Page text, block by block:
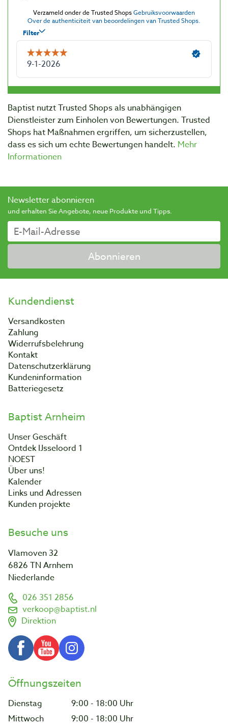
Baptist nutzt Trusted Shops als unabhängigen
Dienstleister zum Einholen von Bewertungen. Trusted
Shops hat Maßnahmen ergriffen, um sicherzustellen,
dass es sich um echte Bewertungen handelt. Mehr
Informationen
Newsletter abonnieren
und erhalten Sie Angebote, neue Produkte und Tipps.
Abonnieren
Kundendienst
Versandkosten
Zahlung
Widerrufsbelehrung
Kontakt
Datenschutzerklärung
Kundeninformation
Batteriegesetz
Baptist Arnheim
Unser Geschäft
Ontdek IJsseloord 1
NOEST
Über uns!
Kalender
Links und Adressen
Kunden projekte
Besuche uns
Vlamoven 32
6826 TN Arnhem
Niederlande
026 351 2856
verkoop@baptist.nl
Direktion
Öffnungszeiten
Dienstag
9:00 - 18:00 Uhr
Mittwoch
9:00 - 18:00 Uhr